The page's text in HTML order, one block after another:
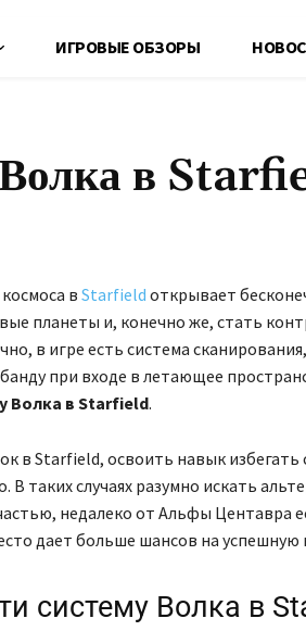
ИГРОВЫЕ ОБЗОРЫ
Волка в
вStarfield открывает
планеты и, конечно же, стать
в игре есть система
при входе в летающее
Волка в Starfield.
в Starfield, освоить навык избегать
В таких случаях разумно искать
недалеко от Альфы Центавра
дает больше шансов на успешную
систему Волка в